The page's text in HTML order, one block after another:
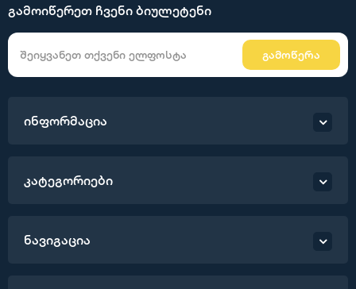
გამოიწერეთ ჩვენი ბიულეტენი
გამოწერა
ინფორმაცია
კატეგორიები
ნავიგაცია